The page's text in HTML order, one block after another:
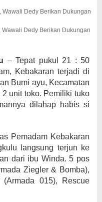
Dedy Berikan Dukungan
– Tepat pukul 21 : 50
Kebakaran terjadi di
Bumi ayu, Kecamatan
unit toko. Pemiliki tuko
dilahap habis si
Pemadam Kebakaran
langsung terjun ke
dari ibu Winda. 5 pos
Ziegler & Bomba),
015), Rescue